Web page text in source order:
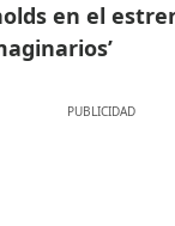
en el